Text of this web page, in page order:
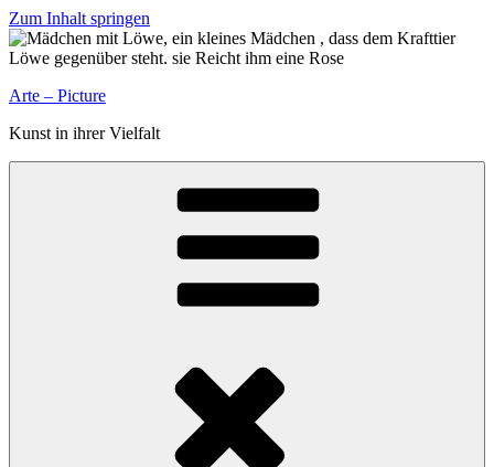
Zum Inhalt springen
Arte – Picture
Kunst in ihrer Vielfalt